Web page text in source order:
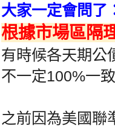
大家一定會問了
根據市場區隔
有時候各天期公
不一定100%一
之前因為美國聯